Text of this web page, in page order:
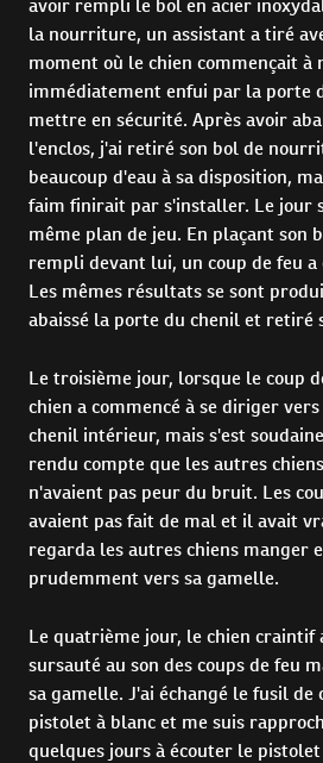
avoir rempli le bol en acier
la nourriture, un assistant a tiré
moment où le chien commençait à
immédiatement enfui par la porte
mettre en sécurité. Après avoir
l'enclos, j'ai retiré son bol de
beaucoup d'eau à sa disposition,
faim finirait par s'installer. Le jour
même plan de jeu. En plaçant son
rempli devant lui, un coup de feu
Les mêmes résultats se sont
abaissé la porte du chenil et retiré
Le troisième jour, lorsque le coup
chien a commencé à se diriger
chenil intérieur, mais s'est
rendu compte que les autres
n'avaient pas peur du bruit. Les
avaient pas fait de mal et il avait
regarda les autres chiens manger
prudemment vers sa gamelle.
Le quatrième jour, le chien craintif
sursauté au son des coups de feu
sa gamelle. J'ai échangé le fusil de
pistolet à blanc et me suis
quelques jours à écouter le